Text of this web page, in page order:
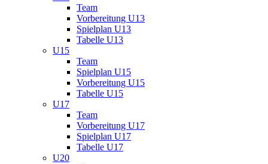
Team
Vorbereitung U13
Spielplan U13
Tabelle U13
U15
Team
Spielplan U15
Vorbereitung U15
Tabelle U15
U17
Team
Vorbereitung U17
Spielplan U17
Tabelle U17
U20